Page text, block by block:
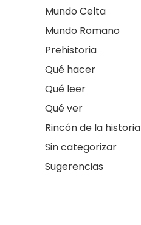
Mundo Celta
Mundo Romano
Prehistoria
Qué hacer
Qué leer
Qué ver
Rincón de la historia
Sin categorizar
Sugerencias